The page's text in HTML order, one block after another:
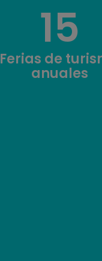
15
Ferias de
anuales